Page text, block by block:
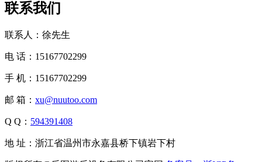
联系我们
联系人：徐先生
电 话：15167702299
手 机：15167702299
邮 箱： xu@nuutoo.com
Q Q： 594391408
地 址：浙江省温州市永嘉县桥下镇岩下村